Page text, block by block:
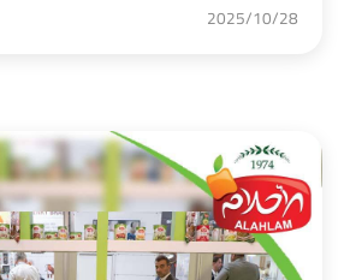
2025/10/28